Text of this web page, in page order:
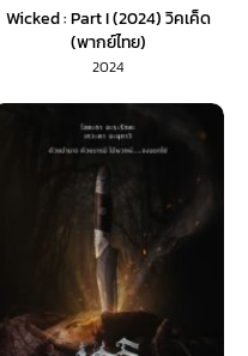
Wicked : Part I (2024) วิคเค็ด
(พากย์ไทย)
2024